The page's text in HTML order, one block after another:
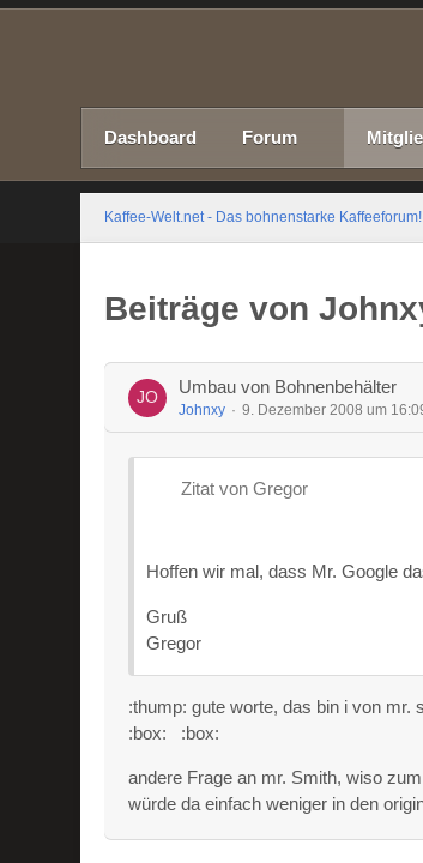
Dashboard Forum
Kaffee-Welt.net - Das bohnenstarke Kaffeeforum!
Beiträge von
Umbau von Bohnenbehälter
Johnxy 9. Dezember 2008 um
Zitat von Gregor
Hoffen wir mal, dass Mr. Google
Gruß
Gregor
:thump: gute worte, das bin i von mr.
:box: :box:
andere Frage an mr. Smith, wiso
würde da einfach weniger in den